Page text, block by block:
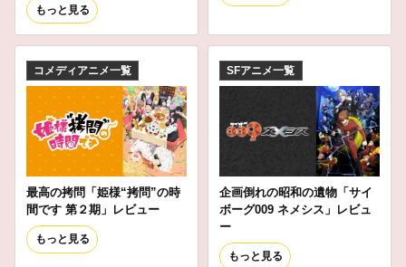
もっと見る
コメディアニメ一覧
最高の拷問「姫様“拷問”の時
間です 第２期」レビュー
もっと見る
SFアニメ一覧
企画倒れの昭和の遺物「サイ
ボーグ009 ネメシス」レビュ
ー
もっと見る